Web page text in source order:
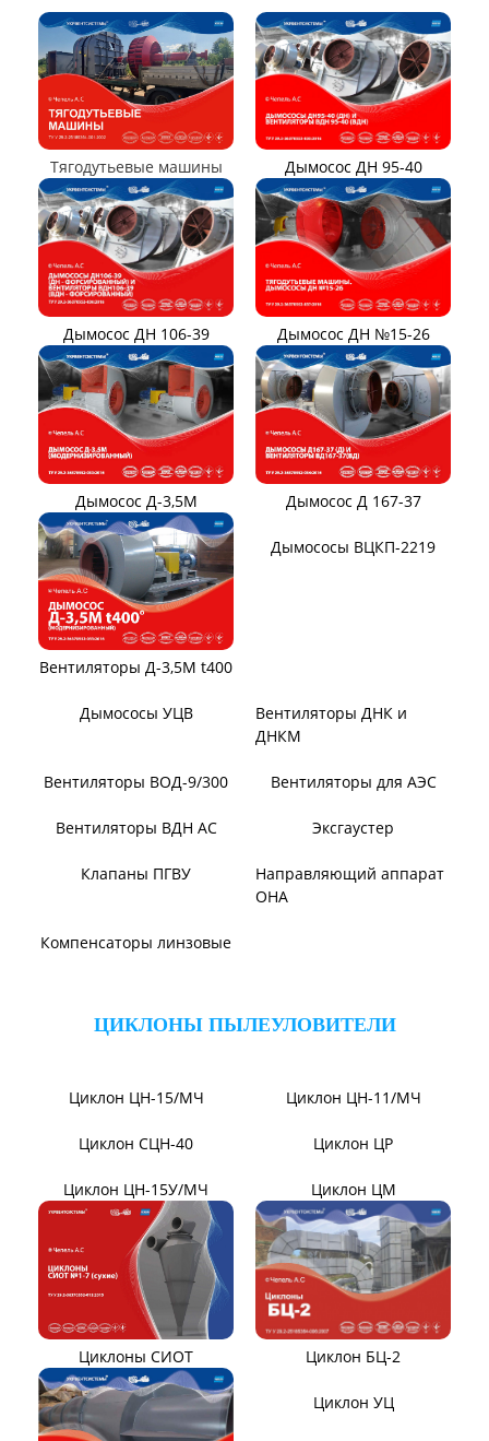
Вентиляторы для
метрополитена
ТЯГОДУТЬЕВЫЕ МАШИНЫ
Тягодутьевые машины
Дымосос Д 167-37
Вентиляторы Д-3,5М t400
Дымососы ВЦКП-2219
ДНКМ
Вентиляторы ВОД-9/300 Вентиляторы для АЭС
Вентиляторы ВДН АС Эксгаустер
Клапаны ПГВУ
Направляющий аппарат
ОНА
Компенсаторы линзовые
ЦИКЛОНЫ ПЫЛЕУЛОВИТЕЛИ